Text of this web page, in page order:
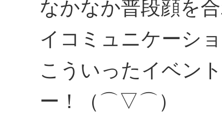
なかなか普段顔を
イコミュニケーシ
こういったイベン
ー！（⌒▽⌒）